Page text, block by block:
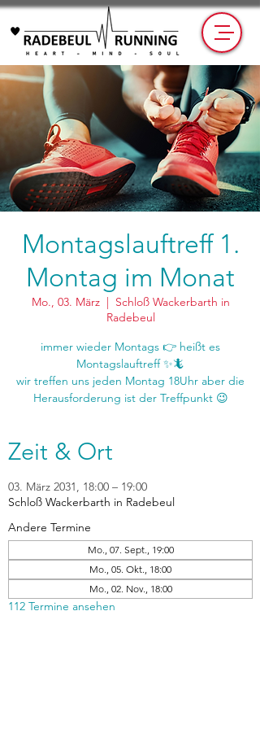
Montagslauftreff 1.
Montag im Monat
Mo., 03. März
  |
Schloß Wackerbarth in
Radebeul
immer wieder Montags 👉 heißt es
Montagslauftreff ✨🦎
wir treffen uns jeden Montag 18Uhr aber die
Zeit & Ort
03. März 2031, 18:00 – 19:00
Schloß Wackerbarth in Radebeul
Andere Termine
Mo., 07. Sept., 19:00
Mo., 05. Okt., 18:00
Mo., 02. Nov., 18:00
112 Termine ansehen